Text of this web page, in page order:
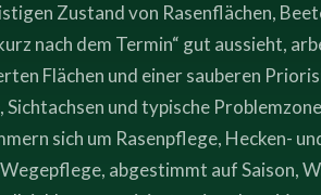
Zustand von Rasenflächen,
nach dem Termin“ gut aussieht,
Flächen und einer sauberen
Sichtachsen und typische
sich um Rasenpflege, Hecken-
abgestimmt auf Saison,